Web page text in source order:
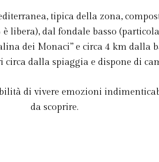
tipica della zona,
dal fondale basso
dei Monaci” e circa 4 km dalla
dalla spiaggia e dispone di
di vivere emozioni
da scoprire.